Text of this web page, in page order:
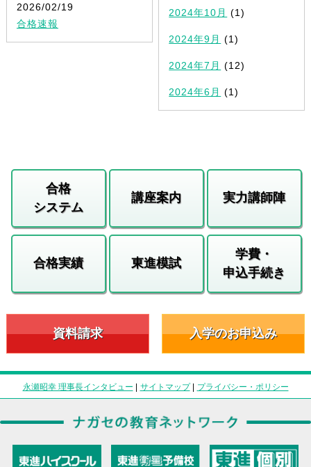
2026/02/19
合格速報
2024年10月 (1)
2024年9月 (1)
2024年7月 (12)
2024年6月 (1)
合格
システム
講座案内 実力講師陣
合格実績 東進模試
学費・
申込手続き
資料請求 入学のお申込み
永瀬昭幸 理事長インタビュー | サイトマップ| プライバシー・ポリシー